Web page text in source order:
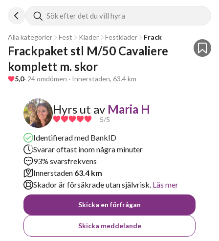
Sök efter det du vill hyra
Alla kategorier Fest Kläder Festkläder Frack
Frackpaket stl M/50 Cavaliere
komplett m. skor
5,0· 24 omdömen · Innerstaden, 63.4 km
Hyrs ut av Maria H
5/5
Identifierad med BankID
Svarar oftast inom några minuter
93% svarsfrekvens
Innerstaden 63.4 km
Skador är försäkrade utan självrisk. Läs mer
Skicka en förfrågan
Skicka meddelande